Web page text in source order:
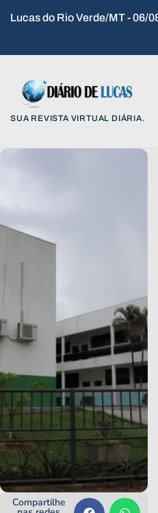
Lucas do Rio Verde/MT - 06/
SUA REVISTA VIRTUAL DIÁRIA.
Compartilhe